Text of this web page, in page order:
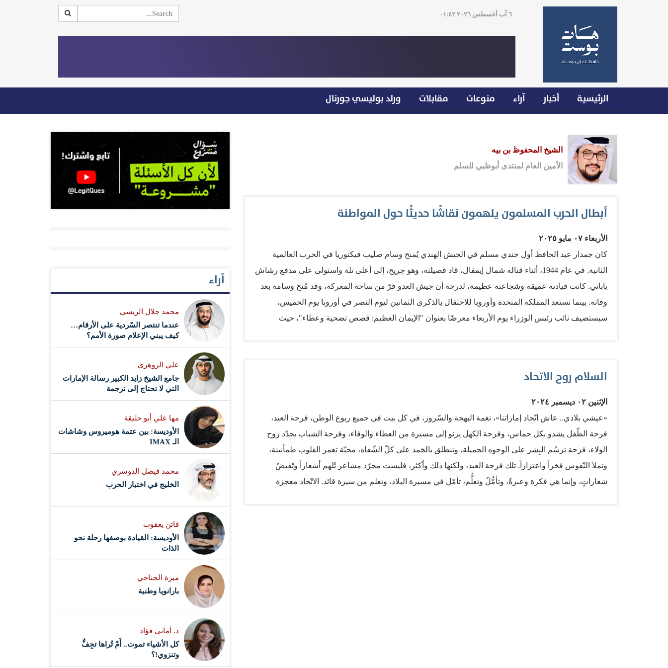
٦ آب أغسطس ٢٠٢٦ ٠١:٤٢
الرئيسية أخبار آراء منوعات مقابلات ورلد بوليسي جورنال
الشيخ المحفوظ بن بيه
الأمين العام لمنتدى أبوظبي للسلم
أبطال الحرب المسلمون يلهمون نقاشًا حديثًا حول المواطنة
الأربعاء ٠٧ مايو ٢٠٢٥
كان جمدار عبد الحافظ أول جندي مسلم في الجيش الهندي يُمنح وسام صليب فيكتوريا في الحرب العالمية
الثانية. في عام 1944، أثناء قتاله شمال إيمفال، قاد فصيلته، وهو جريح، إلى أعلى تلة واستولى على مدفع رشاش
ياباني. كانت قيادته عميقة وشجاعته عظيمة، لدرجة أن جيش العدو فرّ من ساحة المعركة، وقد مُنح وسامه بعد
وفاته. بينما تستعد المملكة المتحدة وأوروبا للاحتفال بالذكرى الثمانين ليوم النصر في أوروبا يوم الخميس،
سيستضيف نائب رئيس الوزراء يوم الأربعاء معرضًا بعنوان "الإيمان العظيم: قصص تضحية وعطاء"، حيث
تُذكرنا النقاشات الأخيرة حول الهجرة بالتحديات الملحة التي نواجهها. تتطلب الدول الحديثة رابطة انتماء تتجاوز
العرق والمعتقد والخلفية. بصفتي مواطنًا في دولة الإمارات العربية المتحدة — بلد متنوع تعيش فيه ثقافات
متعددة في أمن وأمان واحترام متبادل — فقد شهدتُ عن كثب أن المواطنة الشاملة ليست مجرد طموح، بل هي
ضرورية وقابلة للتحقيق. بالنسبة للمسلمين البريطانيين، هذا الحوار ليس أكاديميًا فحسب، بل مصيري. ففكرة
المواطنة الشاملة متجذرة بعمق في التراث الإسلامي.…
السلام روح الاتحاد
الإثنين ٠٢ ديسمبر ٢٠٢٤
«عيشي بلادي.. عاش اتّحاد إماراتنا»، نغمة البهجة والسّرور، في كل بيت في جميع ربوع الوطن، فرحة العيد،
فرحة الطّفل يشدو بكل حماس، وفرحة الكهل يرنو إلى مسيرة من العطاء والوفاء، وفرحة الشباب يجدّد روح
الوَلاء، فرحة ترسُم البِشر على الوجوه الجميلة، وتنطلق بالحَمد على كلّ الشّفاه، محبّة تعمر القلوب طمأنينة،
وتملأ النّفوس فخراً واعتزازاً. تلك فرحة العيد، ولكنها ذلك وأكثر، فليست مجرّد مشاعر تُلهم أشعاراً وتَفيضُ
شعاراتٍ، وإنما هي فكرة وعبرةٌ، وتأمُّلٌ وتعلُّم، تأمّل في مسيرة البلاد، وتعلم من سيرة قائد. الاتّحاد معجزة
آراء
محمد جلال الريسي
عندما تنتصر السّردية على الأرقام…
كيف يبني الإعلام صورة الأمم؟
علي الزوهري
جامع الشيخ زايد الكبير رسالة الإمارات
التي لا تحتاج إلى ترجمة
مها علي أبو حليقة
الأوديسة: بين عتمة هوميروس وشاشات
الـ IMAX
محمد فيصل الدوسري ​
‏الخليج في اختبار الحرب
فاتن يعقوب
الأوديسة: القيادة بوصفها رحلة نحو
الذات
ميرة الجناحي
بارانويا وطنية
د. أماني فؤاد
كل الأشياء تموت.. أَمْ تُراها تجِفُّ
وتنزوي!؟